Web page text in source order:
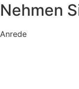
Nehmen
Anrede